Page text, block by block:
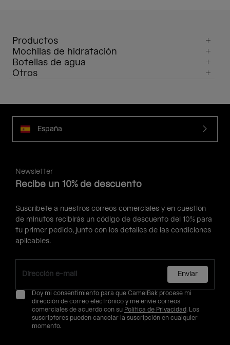
Productos
Mochilas de hidratación
Botellas de agua
Otros
España
Newsletter
Recibe un 10% de descuento
Suscríbete a nuestros correos comerciales y en cuestión
de minutos recibirás un código de descuento del 10% para
tu primer pedido, junto con los detalles de las condiciones
aplicables.
Enviar
Doy mi consentimiento para que CamelBak procese mi
dirección de correo electrónico y me envíe correos
comerciales de acuerdo con su Política de Privacidad. Los
suscriptores pueden cancelar la suscripción en cualquier
momento.